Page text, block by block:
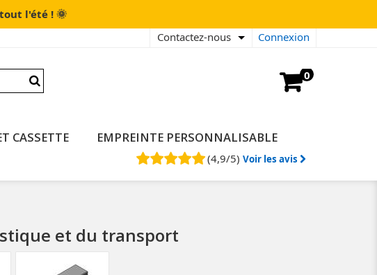
l'été ! 🌞
Connexion
Contactez-nous
0
CASSETTE EMPREINTE PERSONNALISABLE
(4,9/5) Voir les avis
et du transport